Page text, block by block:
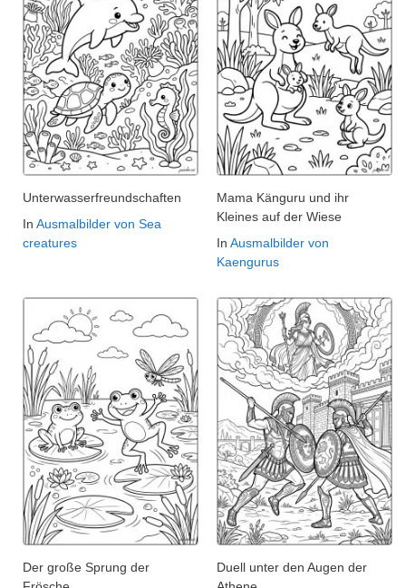
Unterwasserfreundschaften
In Ausmalbilder von Sea
creatures
Mama Känguru und ihr
Kleines auf der Wiese
In Ausmalbilder von
Kaengurus
Der große Sprung der
Duell unter den Augen der